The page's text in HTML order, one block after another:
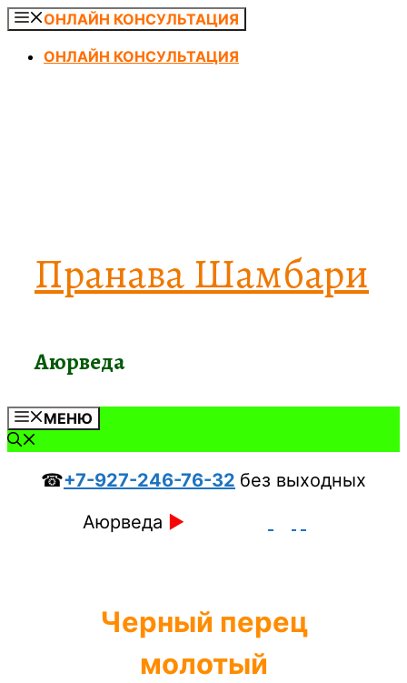
Перейти
содержимому
ОНЛАЙН КОНСУЛЬТАЦИЯ
ОНЛАЙН КОНСУЛЬТАЦИЯ
Пранава Шамбари
Аюрведа
МЕНЮ
☎+7-927-246-76-32 без выходных
Аюрведа ►
Черный перец
молотый